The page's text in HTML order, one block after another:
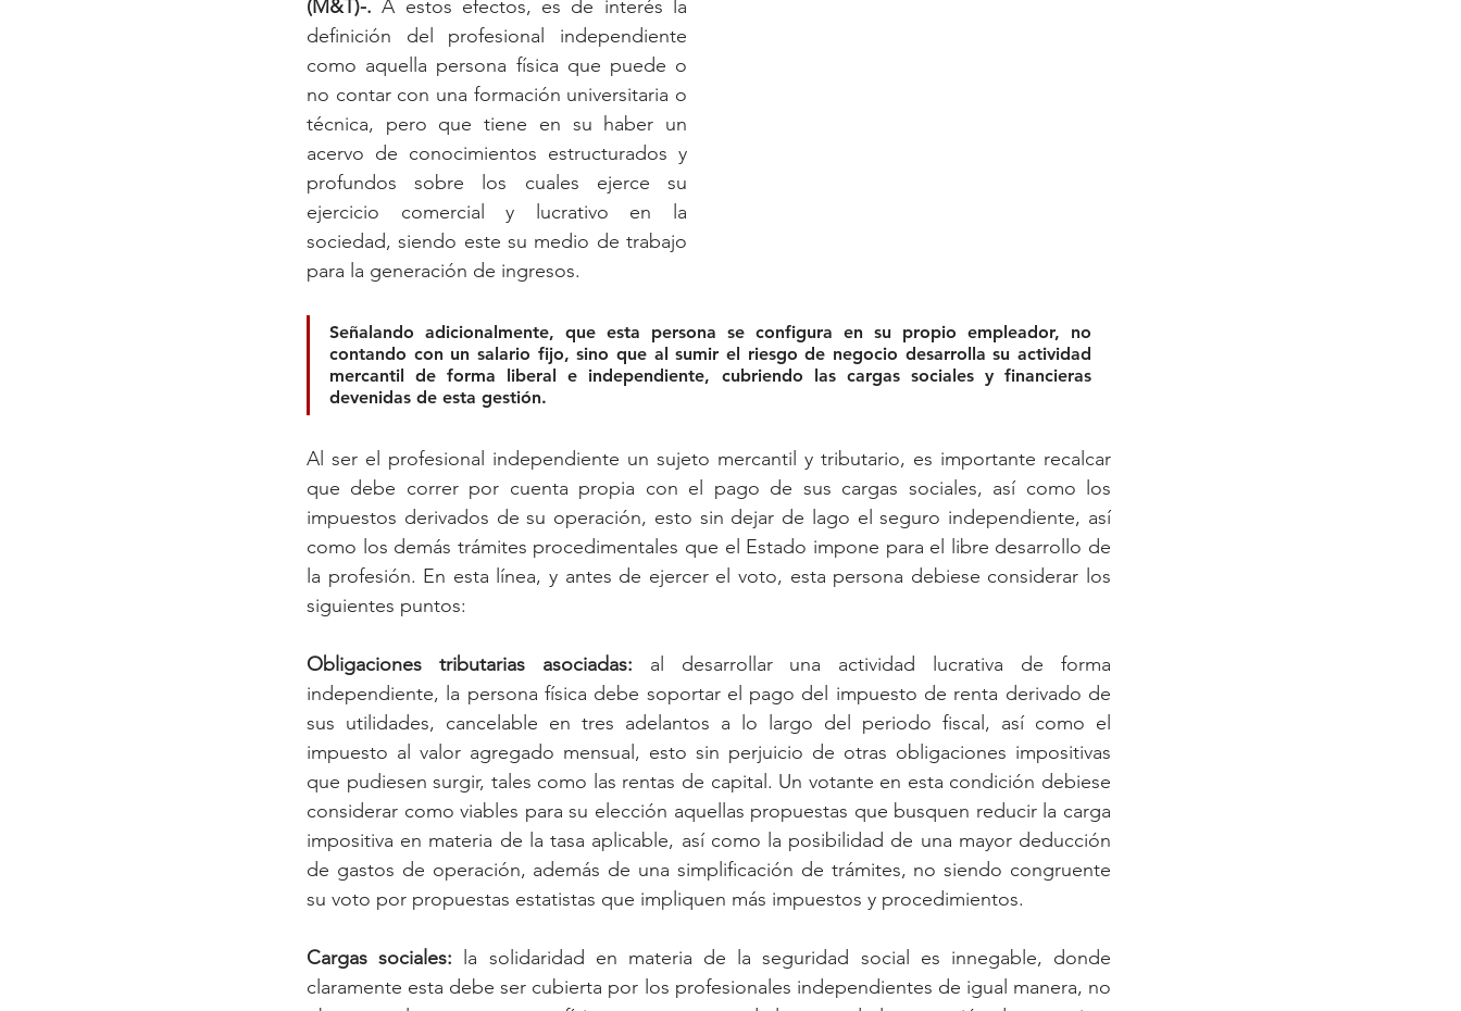
(M&T)-. A estos efectos, es de interés la
definición del profesional independiente
como aquella persona física que puede o
no contar con una formación universitaria o
técnica, pero que tiene en su haber un
acervo de conocimientos estructurados y
profundos sobre los cuales ejerce su
ejercicio comercial y lucrativo en la
sociedad, siendo este su medio de trabajo
para la generación de ingresos.
Señalando adicionalmente, que esta persona se configura en su propio empleador, no
contando con un salario fijo, sino que al sumir el riesgo de negocio desarrolla su actividad
mercantil de forma liberal e independiente, cubriendo las cargas sociales y financieras
devenidas de esta gestión.
Al ser el profesional independiente un sujeto mercantil y tributario, es importante recalcar
que debe correr por cuenta propia con el pago de sus cargas sociales, así como los
impuestos derivados de su operación, esto sin dejar de lago el seguro independiente, así
como los demás trámites procedimentales que el Estado impone para el libre desarrollo de
la profesión. En esta línea, y antes de ejercer el voto, esta persona debiese considerar los
siguientes puntos:
Obligaciones tributarias asociadas: al desarrollar una actividad lucrativa de forma
independiente, la persona física debe soportar el pago del impuesto de renta derivado de
sus utilidades, cancelable en tres adelantos a lo largo del periodo fiscal, así como el
impuesto al valor agregado mensual, esto sin perjuicio de otras obligaciones impositivas
que pudiesen surgir, tales como las rentas de capital. Un votante en esta condición debiese
considerar como viables para su elección aquellas propuestas que busquen reducir la carga
impositiva en materia de la tasa aplicable, así como la posibilidad de una mayor deducción
de gastos de operación, además de una simplificación de trámites, no siendo congruente
su voto por propuestas estatistas que impliquen más impuestos y procedimientos.
Cargas sociales: la solidaridad en materia de la seguridad social es innegable, donde
claramente esta debe ser cubierta por los profesionales independientes de igual manera, no